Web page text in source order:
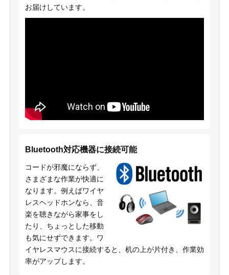
お届けしています。
Bluetooth対応機器に接続可能
コードが邪魔にならず、
さまざまな作業が快適に
なります。例えばワイヤ
レスヘッドホンなら、音
楽を聴きながら家事をし
たり、ちょっとした移動
も気にせずできます。ワ
イヤレスマウスに接続すると、机の上が片付き、作業効
率がアップします。